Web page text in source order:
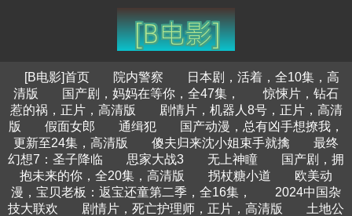
[B电影]首页 院内警察
日本剧，活着，全10集，高
清版
国产剧，妈妈在等你，全47集，
惊悚片，钻石
惹的祸，正片，高清版
剧情片，机器人8号，正片，高清
版
假面女郎 通缉犯
国产动漫，总有凶手想撩我，
更新至24集，高清版
傻夫归来沈小姐束手就擒
最终
幻想7：圣子降临
思家大战3 无上神瞳
国产剧，拥
抱未来的你，全20集，高清版
拐杖糖小道
欧美动
漫，宝贝老板：返宝还童第二季，全16集，
2024中国杂
技大联欢
剧情片，死亡护理师，正片，高清版
土地公